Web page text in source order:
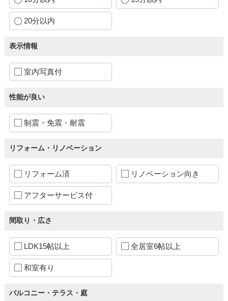
20分以内
表示情報
室内写真付
性能が良い
制震・免震・耐震
リフォーム・リノベーション
リフォーム済 リノベーション向き
アフターサービス付
間取り・広さ
LDK15帖以上 全居室6帖以上
和室有り
バルコニー・テラス・庭